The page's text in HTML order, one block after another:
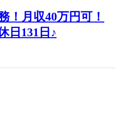
！月収40万円可！
日131日♪